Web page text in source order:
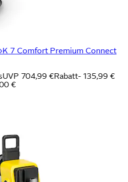
7 Comfort Premium Connect
UVP 704,99 €Rabatt- 135,99 €
€